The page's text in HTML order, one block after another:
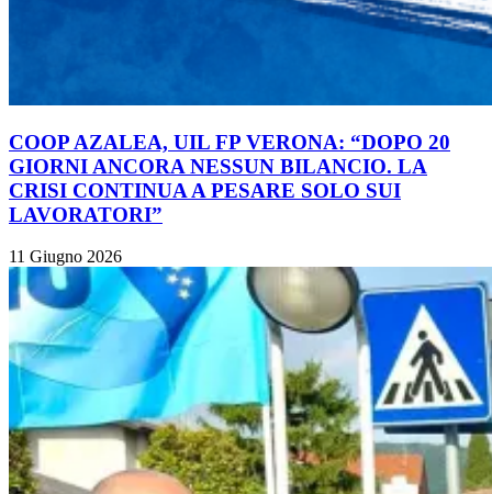
COOP AZALEA, UIL FP VERONA: “DOPO 20
GIORNI ANCORA NESSUN BILANCIO. LA
CRISI CONTINUA A PESARE SOLO SUI
LAVORATORI”
11 Giugno 2026